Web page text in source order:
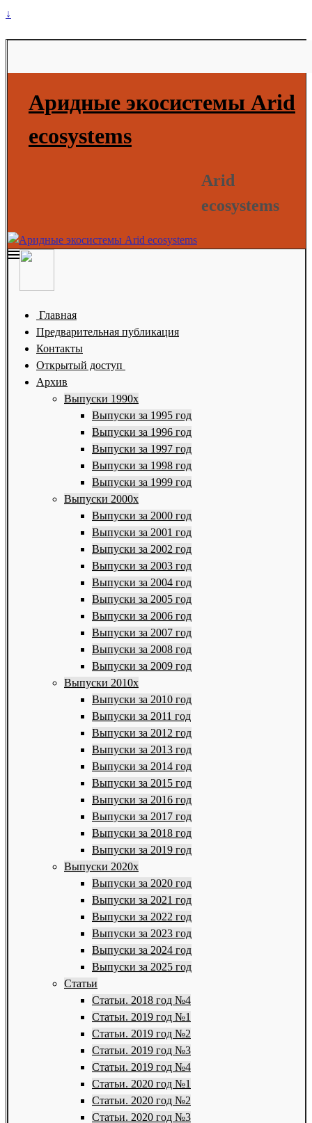
↓
Аридные экосистемы Arid
ecosystems
Arid
ecosystems
Главная
Предварительная публикация
Контакты
Открытый доступ
Архив
Выпуски 1990х
Выпуски за 1995 год
Выпуски за 1996 год
Выпуски за 1997 год
Выпуски за 1998 год
Выпуски за 1999 год
Выпуски 2000х
Выпуски за 2000 год
Выпуски за 2001 год
Выпуски за 2002 год
Выпуски за 2003 год
Выпуски за 2004 год
Выпуски за 2005 год
Выпуски за 2006 год
Выпуски за 2007 год
Выпуски за 2008 год
Выпуски за 2009 год
Выпуски 2010х
Выпуски за 2010 год
Выпуски за 2011 год
Выпуски за 2012 год
Выпуски за 2013 год
Выпуски за 2014 год
Выпуски за 2015 год
Выпуски за 2016 год
Выпуски за 2017 год
Выпуски за 2018 год
Выпуски за 2019 год
Выпуски 2020х
Выпуски за 2020 год
Выпуски за 2021 год
Выпуски за 2022 год
Выпуски за 2023 год
Выпуски за 2024 год
Выпуски за 2025 год
Статьи
Статьи. 2018 год №4
Статьи. 2019 год №1
Статьи. 2019 год №2
Статьи. 2019 год №3
Статьи. 2019 год №4
Статьи. 2020 год №1
Статьи. 2020 год №2
Статьи. 2020 год №3